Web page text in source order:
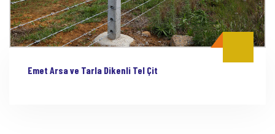
Emet Arsa ve Tarla Dikenli Tel Çit